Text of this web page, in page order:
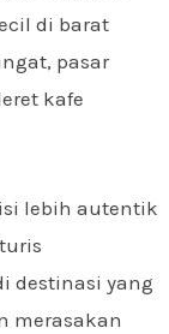
di barat
pasar
kafe
lebih autentik
destinasi yang
merasakan